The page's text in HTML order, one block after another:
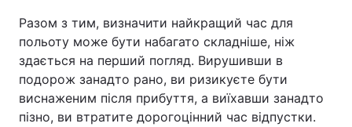
Разом з тим, визначити найкращий час для
польоту може бути набагато складніше, ніж
здається на перший погляд. Вирушивши в
подорож занадто рано, ви ризикуєте бути
виснаженим після прибуття, а виїхавши занадто
пізно, ви втратите дорогоцінний час відпустки.